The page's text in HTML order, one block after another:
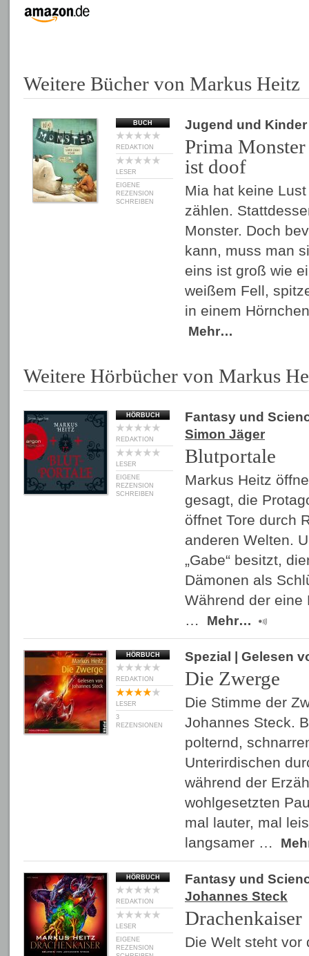
Weitere Bücher von Markus Heitz
BUCH
REDAKTION
LESER
EIGENE
REZENSION
SCHREIBEN
Jugend und Kinder
Prima
ist doof
Mia hat keine
zählen.
Monster. Doch
kann, muss man
eins ist groß wie
weißem Fell,
in einem
Mehr…
Weitere Hörbücher von Markus
HÖRBUCH
REDAKTION
LESER
EIGENE
REZENSION
SCHREIBEN
Fantasy und
Simon Jäger
Blutportale
Markus Heitz
gesagt, die
öffnet Tore durch
anderen Welten.
„Gabe“ besitzt,
Dämonen als
Während der eine
…
Mehr…
HÖRBUCH
REDAKTION
LESER
3
REZENSIONEN
Spezial | Gelesen
Die Zwerge
Die Stimme der
Johannes Steck.
polternd,
Unterirdischen
während der
wohlgesetzten
mal lauter, mal
langsamer …
HÖRBUCH
REDAKTION
LESER
EIGENE
REZENSION
Fantasy und
Johannes Steck
Drachenkaiser
Die Welt steht vor